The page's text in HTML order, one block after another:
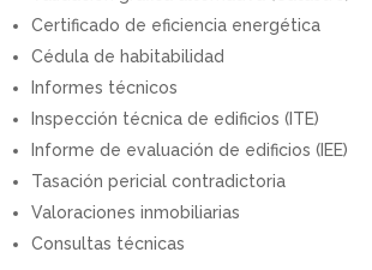
Certificado de eficiencia energética
Cédula de habitabilidad
Informes técnicos
Inspección técnica de edificios (ITE)
Informe de evaluación de edificios (IEE)
Tasación pericial contradictoria
Valoraciones inmobiliarias
Consultas técnicas